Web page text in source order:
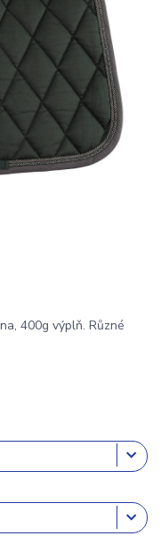
400g výplň. Různé